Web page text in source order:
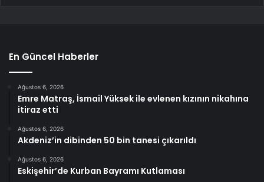
En Güncel Haberler
Ağustos 6, 2026
Emre Matraş, İsmail Yüksek ile evlenen kızının nikahına
itiraz etti
Ağustos 6, 2026
Akdeniz’in dibinden 50 bin tanesi çıkarıldı
Ağustos 6, 2026
Eskişehir’de Kurban Bayramı Kutlaması